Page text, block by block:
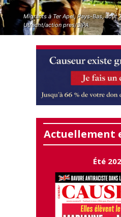
Migrants à Ter Apel, Pays-Bas, août
Utrecht/action pres/SIPA
Actuellement
Été